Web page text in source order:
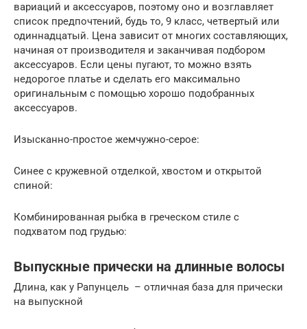
вариаций и аксессуаров, поэтому оно и возглавляет
список предпочтений, будь то, 9 класс, четвертый или
одиннадцатый. Цена зависит от многих составляющих,
начиная от производителя и заканчивая подбором
аксессуаров. Если цены пугают, то можно взять
недорогое платье и сделать его максимально
оригинальным с помощью хорошо подобранных
аксессуаров.
Изысканно-простое жемчужно-серое:
Синее с кружевной отделкой, хвостом и открытой
спиной:
Комбинированная рыбка в греческом стиле с
подхватом под грудью:
Выпускные прически на длинные волосы
Длина, как у Рапунцель – отличная база для прически
на выпускной